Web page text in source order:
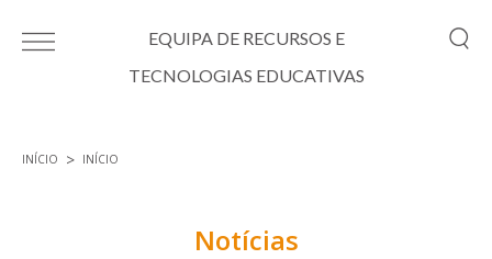
EQUIPA DE RECURSOS E
TECNOLOGIAS EDUCATIVAS
INÍCIO INÍCIO
Notícias